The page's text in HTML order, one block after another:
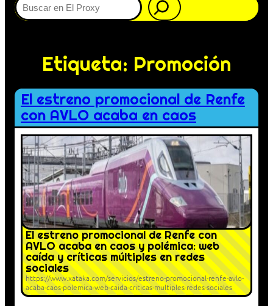
Etiqueta: Promoción
El estreno promocional de Renfe
con AVLO acaba en caos
El estreno promocional de Renfe con
AVLO acaba en caos y polémica: web
caída y críticas múltiples en redes
sociales
https://www.xataka.com/servicios/estreno-promocional-renfe-avlo-
acaba-caos-polemica-web-caida-criticas-multiples-redes-sociales